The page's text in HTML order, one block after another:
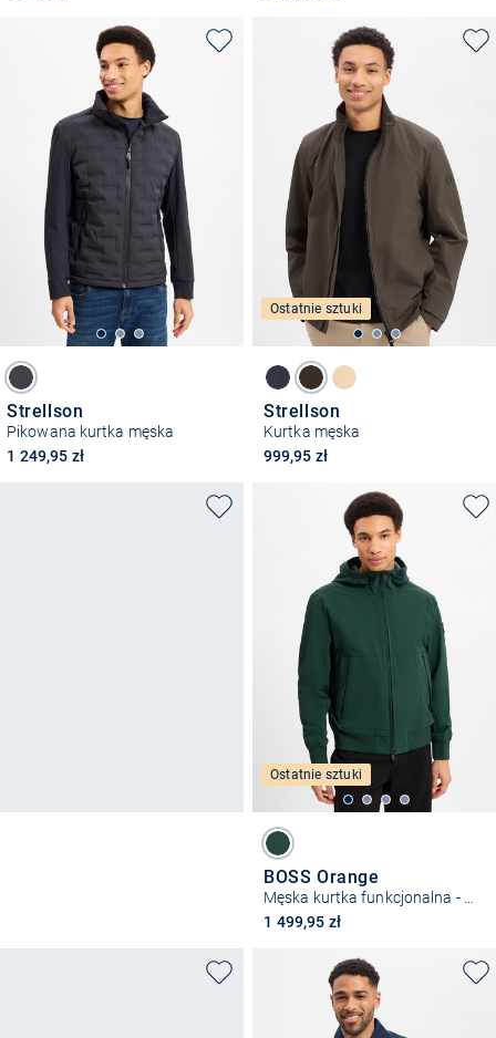
Strellson
Pikowana kurtka męska
1 249,95 zł
Ostatnie sztuki
Strellson
Kurtka męska
999,95 zł
Ostatnie sztuki
BOSS Orange
1 499,95 zł